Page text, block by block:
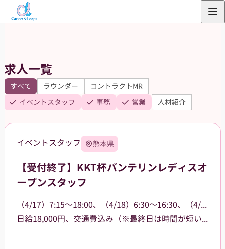
キ
ッ
プ
求人一覧
すべて ラウンダー
コントラクトMR
イベントスタッフ
事務 営業 人材紹介
イベントスタッフ 熊本県
【受付終了】KKT杯バンテリンレディスオ
ープンスタッフ
（4/17）7:15～18:00、（4/18）6:30～16:30、（4/19）6:30～15:00
日給18,000円、交通費込み（※最終日は時間が短いため16,000円）